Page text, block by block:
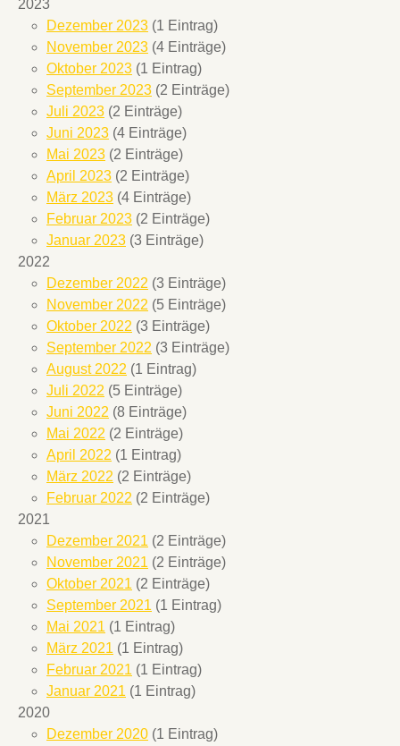
2023
Dezember 2023 (1 Eintrag)
November 2023 (4 Einträge)
Oktober 2023 (1 Eintrag)
September 2023 (2 Einträge)
Juli 2023 (2 Einträge)
Juni 2023 (4 Einträge)
Mai 2023 (2 Einträge)
April 2023 (2 Einträge)
März 2023 (4 Einträge)
Februar 2023 (2 Einträge)
Januar 2023 (3 Einträge)
2022
Dezember 2022 (3 Einträge)
November 2022 (5 Einträge)
Oktober 2022 (3 Einträge)
September 2022 (3 Einträge)
August 2022 (1 Eintrag)
Juli 2022 (5 Einträge)
Juni 2022 (8 Einträge)
Mai 2022 (2 Einträge)
April 2022 (1 Eintrag)
März 2022 (2 Einträge)
Februar 2022 (2 Einträge)
2021
Dezember 2021 (2 Einträge)
November 2021 (2 Einträge)
Oktober 2021 (2 Einträge)
September 2021 (1 Eintrag)
Mai 2021 (1 Eintrag)
März 2021 (1 Eintrag)
Februar 2021 (1 Eintrag)
Januar 2021 (1 Eintrag)
2020
Dezember 2020 (1 Eintrag)